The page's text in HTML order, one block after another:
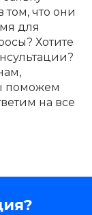
что они
для
Хотите
поможем
на все